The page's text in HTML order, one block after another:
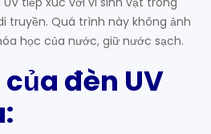
truyền. Quá trình này không ảnh
học của nước, giữ nước sạch.
đèn UV